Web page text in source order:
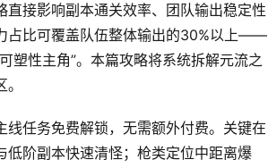
接影响副本通关效率、团队输出稳定性
占比可覆盖队伍整体输出的30%以上——
塑性主角”。本篇攻略将系统拆解元流之
任务免费解锁，无需额外付费。关键在
阶副本快速清怪；枪类定位中距离爆